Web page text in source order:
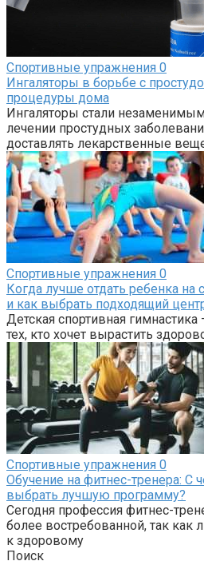
Спортивные упражнения 0
Ингаляторы в борьбе с
процедуры дома
Ингаляторы стали
лечении простудных
доставлять лекарственные
Спортивные упражнения 0
Когда лучше отдать ребенка на
и как выбрать подходящий
Детская спортивная
тех, кто хочет вырастить
Спортивные упражнения 0
Обучение на фитнес-тренера: С
выбрать лучшую программу?
Сегодня профессия фитнес-
более востребованной, так как
к здоровому
Поиск